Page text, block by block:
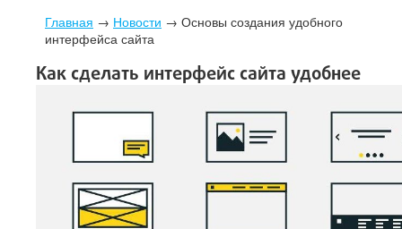
Главная → Новости → Основы создания удобного
интерфейса сайта
Как сделать интерфейс сайта удобнее